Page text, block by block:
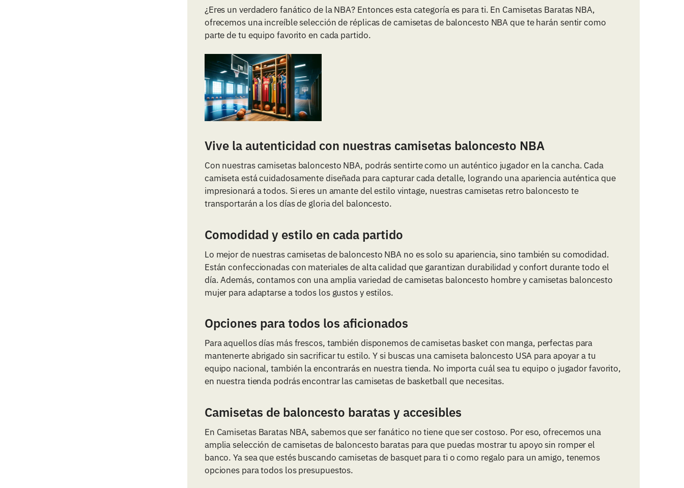
¿Eres un verdadero fanático de la NBA? Entonces esta categoría es para ti. En Camisetas Baratas NBA,
ofrecemos una increíble selección de réplicas de camisetas de baloncesto NBA que te harán sentir como
parte de tu equipo favorito en cada partido.
Vive la autenticidad con nuestras camisetas baloncesto NBA
Con nuestras camisetas baloncesto NBA, podrás sentirte como un auténtico jugador en la cancha. Cada
camiseta está cuidadosamente diseñada para capturar cada detalle, logrando una apariencia auténtica que
impresionará a todos. Si eres un amante del estilo vintage, nuestras camisetas retro baloncesto te
transportarán a los días de gloria del baloncesto.
Comodidad y estilo en cada partido
Lo mejor de nuestras camisetas de baloncesto NBA no es solo su apariencia, sino también su comodidad.
Están confeccionadas con materiales de alta calidad que garantizan durabilidad y confort durante todo el
día. Además, contamos con una amplia variedad de camisetas baloncesto hombre y camisetas baloncesto
mujer para adaptarse a todos los gustos y estilos.
Opciones para todos los aficionados
Para aquellos días más frescos, también disponemos de camisetas basket con manga, perfectas para
mantenerte abrigado sin sacrificar tu estilo. Y si buscas una camiseta baloncesto USA para apoyar a tu
equipo nacional, también la encontrarás en nuestra tienda. No importa cuál sea tu equipo o jugador favorito,
en nuestra tienda podrás encontrar las camisetas de basketball que necesitas.
Camisetas de baloncesto baratas y accesibles
En Camisetas Baratas NBA, sabemos que ser fanático no tiene que ser costoso. Por eso, ofrecemos una
amplia selección de camisetas de baloncesto baratas para que puedas mostrar tu apoyo sin romper el
banco. Ya sea que estés buscando camisetas de basquet para ti o como regalo para un amigo, tenemos
opciones para todos los presupuestos.